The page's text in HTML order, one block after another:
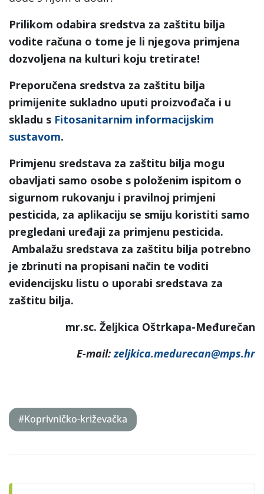
Prilikom odabira sredstva za zaštitu bilja
vodite računa o tome je li njegova primjena
dozvoljena na kulturi koju tretirate!
Preporučena sredstva za zaštitu bilja
primijenite sukladno uputi proizvođača i u
skladu s Fitosanitarnim informacijskim
sustavom.
Primjenu sredstava za zaštitu bilja mogu
obavljati samo osobe s položenim ispitom o
sigurnom rukovanju i pravilnoj primjeni
pesticida, za aplikaciju se smiju koristiti samo
pregledani uređaji za primjenu pesticida.
Ambalažu sredstava za zaštitu bilja potrebno
je zbrinuti na propisani način te voditi
evidencijsku listu o uporabi sredstava za
zaštitu bilja.
mr.sc. Željkica Oštrkapa-Međurečan
E-mail:zeljkica.medurecan@mps.hr
#Koprivničko-križevačka
navigation